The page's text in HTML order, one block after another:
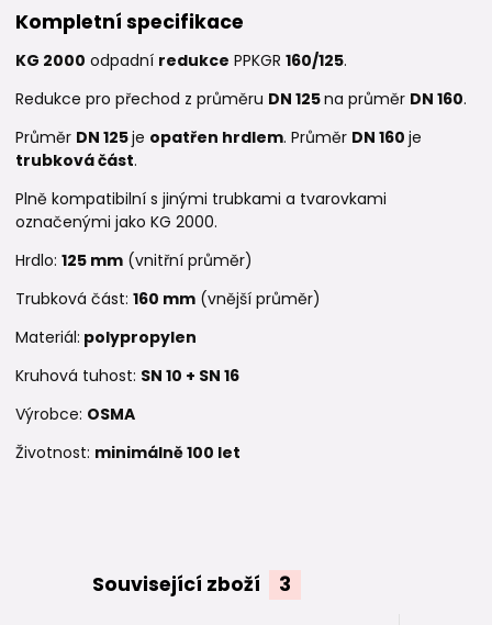
Kompletní specifikace
KG 2000 odpadní redukce PPKGR 160/125.
Redukce pro přechod z průměru DN 125na průměr DN 160.
Průměr DN 125je opatřen hrdlem. Průměr DN 160 je
trubková část.
Plně kompatibilní s jinými trubkami a tvarovkami
označenými jako KG 2000.
Hrdlo: 125 mm (vnitřní průměr)
Trubková část: 160 mm (vnější průměr)
Materiál: polypropylen
Kruhová tuhost: SN 10 + SN 16
Výrobce: OSMA
Životnost: minimálně 100 let
Související zboží 3